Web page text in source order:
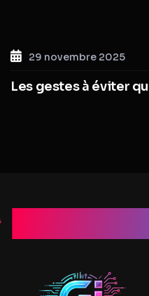
29 novembre 2025
Les gestes à éviter